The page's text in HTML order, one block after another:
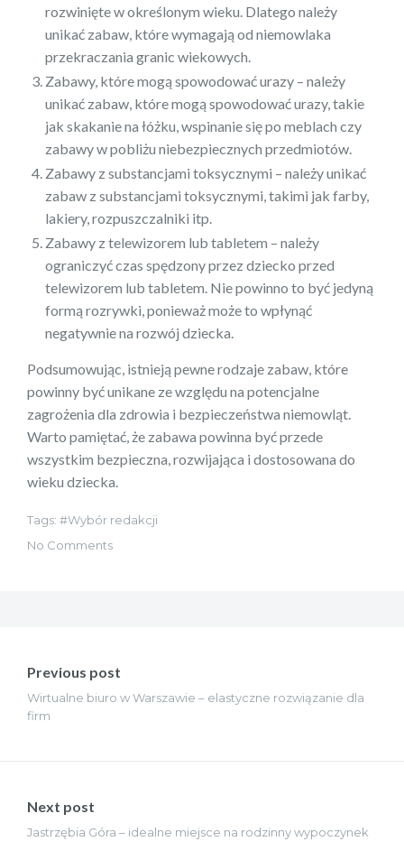
rozwinięte w określonym wieku. Dlatego należy
unikać zabaw, które wymagają od niemowlaka
przekraczania granic wiekowych.
Zabawy, które mogą spowodować urazy – należy
unikać zabaw, które mogą spowodować urazy, takie
jak skakanie na łóżku, wspinanie się po meblach czy
zabawy w pobliżu niebezpiecznych przedmiotów.
Zabawy z substancjami toksycznymi – należy unikać
zabaw z substancjami toksycznymi, takimi jak farby,
lakiery, rozpuszczalniki itp.
Zabawy z telewizorem lub tabletem – należy
ograniczyć czas spędzony przez dziecko przed
telewizorem lub tabletem. Nie powinno to być jedyną
formą rozrywki, ponieważ może to wpłynąć
negatywnie na rozwój dziecka.
Podsumowując, istnieją pewne rodzaje zabaw, które
powinny być unikane ze względu na potencjalne
zagrożenia dla zdrowia i bezpieczeństwa niemowląt.
Warto pamiętać, że zabawa powinna być przede
wszystkim bezpieczna, rozwijająca i dostosowana do
wieku dziecka.
Tags:
Wybór redakcji
No Comments
wpisu
Previous post
Wirtualne biuro w Warszawie – elastyczne rozwiązanie dla
firm
Next post
Jastrzębia Góra – idealne miejsce na rodzinny wypoczynek